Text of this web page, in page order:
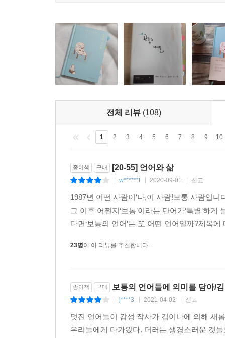
전체 리뷰 (108)
1 2 3 4 5 6 7 8 9 10
종이책 구매 [20-55] 언어와 삶
w******f 2020-09-01 신고
1987년 어떤 사람이‘나,이 사람!보통 사람입
그 이후 어쩐지‘보통’이라는 단어가‘특별’하
다면‘보통의 언어’는 또 어떤 언어일까?제목
23명이 이 리뷰를 추천합니다.
종이책 구매 보통의 언어들에 의미를 담아/
j****3 2021-04-02 신고
멋진 언어들이 감성 작사가 김이나에 의해 새
우리들에게 다가왔다. 더러는 생경스러운 것